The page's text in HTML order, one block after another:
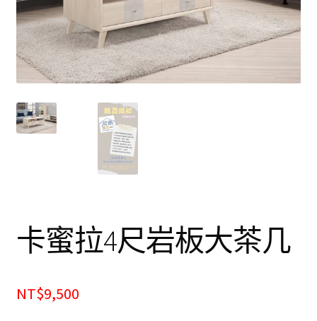
雙面櫃
鞋櫃
電視櫃&長櫃
臥室系列
雙人床＆單人床
卡蜜拉4尺岩板大茶几
NT$9,500